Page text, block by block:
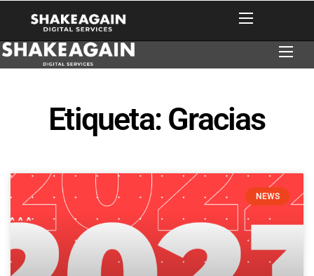
Etiqueta: Gracias
NEWS